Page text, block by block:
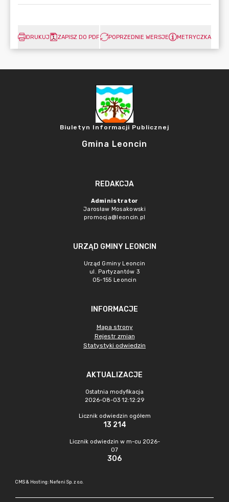
DRUKUJ ZAPISZ DO PDF POPRZEDNIE WERSJE METRYCZKA
Biuletyn Informacji Publicznej
Gmina Leoncin
REDAKCJA
Administrator
Jarosław Mosakowski
promocja@leoncin.pl
URZĄD GMINY LEONCIN
Urząd Gminy Leoncin
ul. Partyzantów 3
05-155 Leoncin
INFORMACJE
Mapa strony
Rejestr zmian
Statystyki odwiedzin
AKTUALIZACJE
Ostatnia modyfikacja
2026-08-03 12:12:29
Licznik odwiedzin ogółem
13 214
Licznik odwiedzin w m-cu 2026-
07
306
CMS & Hosting: Nefeni Sp. z o.o.